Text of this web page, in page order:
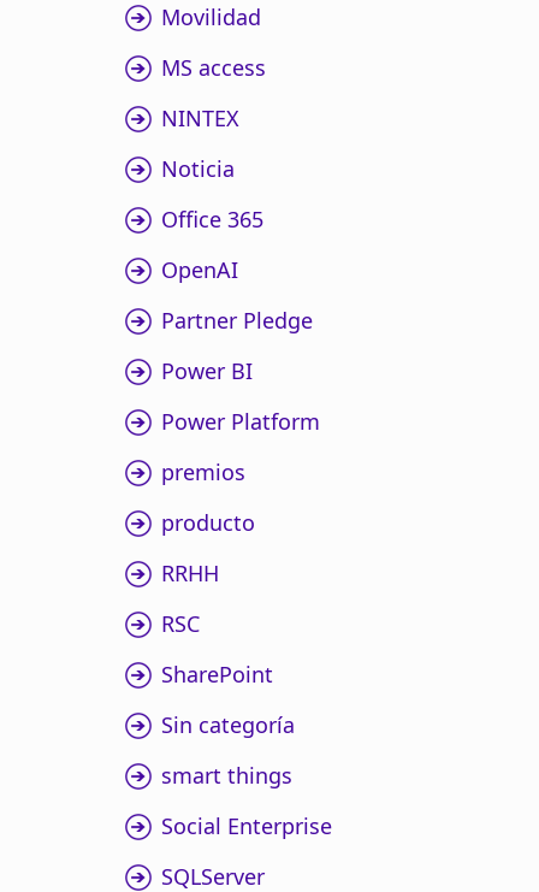
Movilidad
MS access
NINTEX
Noticia
Office 365
OpenAI
Partner Pledge
Power BI
Power Platform
premios
producto
RRHH
RSC
SharePoint
Sin categoría
smart things
Social Enterprise
SQLServer